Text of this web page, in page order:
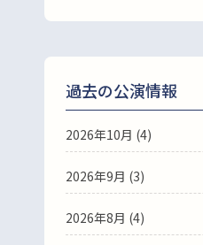
過去の公演情報
2026年10月 (4)
2026年9月 (3)
2026年8月 (4)